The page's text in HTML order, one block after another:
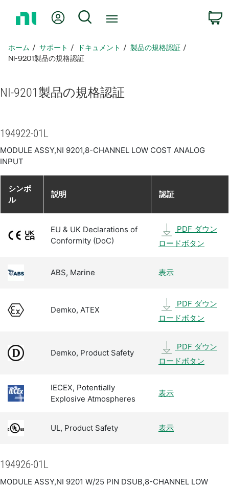
ペ
ー
戻
Myアカウント
検索
ホーム サポート ドキュメント
製品​の​規格​認証
NI-9201製品​の​規格​認証
NI-9201製品​の​規格​認証
194922-01L
MODULE ASSY,NI 9201,8-CHANNEL LOW COST ANALOG
INPUT
シンボ
ル
説明 認証
EU & UK Declarations of
Conformity (DoC)
PDF ダウン
ロードボタン
ABS, Marine 表示
Demko, ATEX
PDF ダウン
ロードボタン
Demko, Product Safety
PDF ダウン
ロードボタン
IECEX, Potentially
Explosive Atmospheres
表示
UL, Product Safety 表示
194926-01L
MODULE ASSY,NI 9201 W/25 PIN DSUB,8-CHANNEL LOW